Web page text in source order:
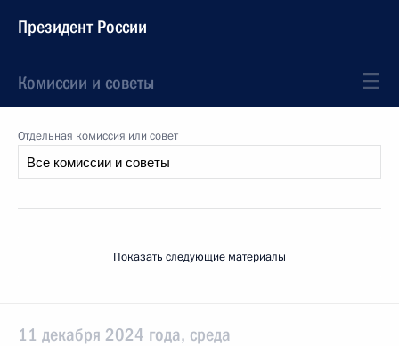
Президент России
Комиссии и советы
Отдельная комиссия или совет
Показать следующие материалы
11 декабря 2024 года, среда